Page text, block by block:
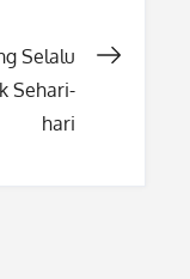
Selalu
Sehari-
hari